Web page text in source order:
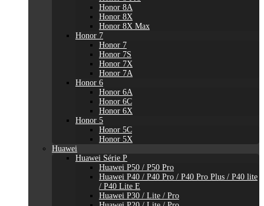
Honor 8A
Honor 8X
Honor 8X Max
Honor 7
Honor 7
Honor 7S
Honor 7X
Honor 7A
Honor 6
Honor 6A
Honor 6C
Honor 6X
Honor 5
Honor 5C
Honor 5X
Huawei
Huawei Série P
Huawei P50 / P50 Pro
Huawei P40 / P40 Pro / P40 Pro Plus / P40 lite
/ P40 Lite E
Huawei P30 / Lite / Pro